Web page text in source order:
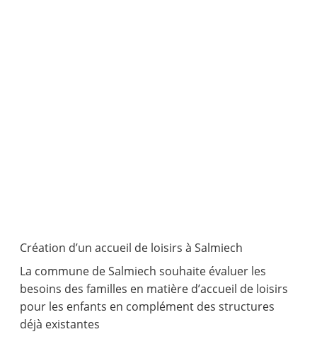
Création d’un accueil de loisirs à Salmiech
La commune de Salmiech souhaite évaluer les
besoins des familles en matière d’accueil de loisirs
pour les enfants en complément des structures
déjà existantes